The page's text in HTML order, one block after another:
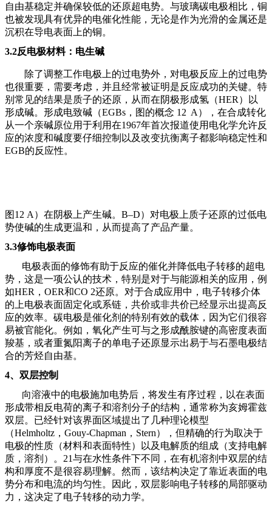
自由基稳定并确保较低的还原超电势。与玻璃碳电极相比，铜
也被发现具有优异的电催化性能，无论是作为光滑的金属还是
沉积在导电表面上的铜。
3.2反电极材料：电生碱
除了调整工作电极上的过电势外，对电极反应上的过电势
也很重要，需要考虑，并且经常被证明是反应成功的关键。特
别常见的结果是质子的还原，从而在阴极形成氢（HER）以
形成碱。形成电致碱（EGBs，图的概念 12 A），在合成转化
从一个亲碱原位用于利用在1967年首次报道使用电化学允许反
应的浓度和碱度要仔细控制以及改变抗衡离子都影响稳定性和
EGB的反应性。
图12 A）在阴极上产生碱。B–D）对电极上质子还原的过低电
势使碱的生成更温和，从而提高了产品产量。
3.3修饰电极表面
电极表面的修饰有助于反应的催化并降低电子转移的超电
势，这是一项公认的技术，特别是对于与能源相关的应用，例
如HER，OER和CO 2还原。对于合成应用中，电子转移介体
的上电极表面固定化或系链，共价或非共价已经显示出提高反
应的效率。碳电极是催化剂的特别有效的载体，因为它们很容
易被官能化。例如，氧化产生可与之形成酰胺键的高密度表面
羧基，或者重氮阳离子的单电子还原显示出易于与石墨电极结
合的芳烃自由基。
4、 双层控制
向溶液中的电极施加电势后，将发生有序过程，以在表面
形成带相反电荷的离子和溶剂分子的结构，通常称为亥姆霍兹
双层。已经针对该界面区域提出了几种理论模型
（Helmholtz，Gouy-Chapman，Stern），但精确的行为取决于
电极的性质（材料和表面特性）以及电解质的组成（支持电解
质，溶剂）。21与在水性条件下不同，在有机溶剂中双层的结
构和厚度不是很容易理解。然而，该结构决定了靠近表面的电
势分布和电流的均匀性。因此，双层影响电子转移的局部驱动
力，这决定了电子转移的动力学。